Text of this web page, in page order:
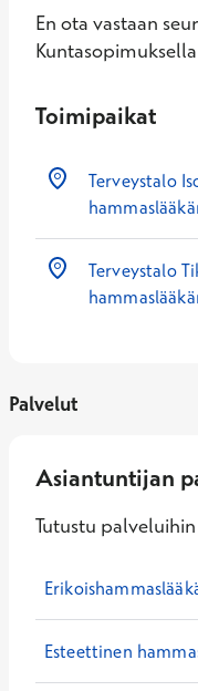
En ota vastaan
Toimipaikat
Terveystalo
Terveystalo
Palvelut
Asiantuntijan
Tutustu
Esteettinen